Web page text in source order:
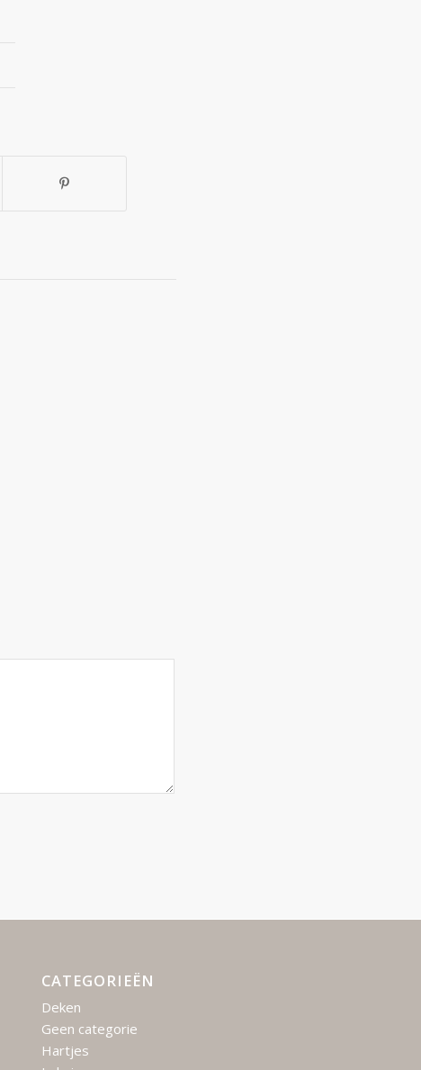
CATEGORIEËN
Deken
Geen categorie
Hartjes